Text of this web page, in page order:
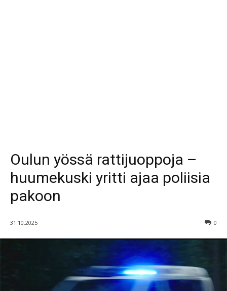
Oulun yössä rattijuoppoja –
huumekuski yritti ajaa poliisia
pakoon
31.10.2025 0